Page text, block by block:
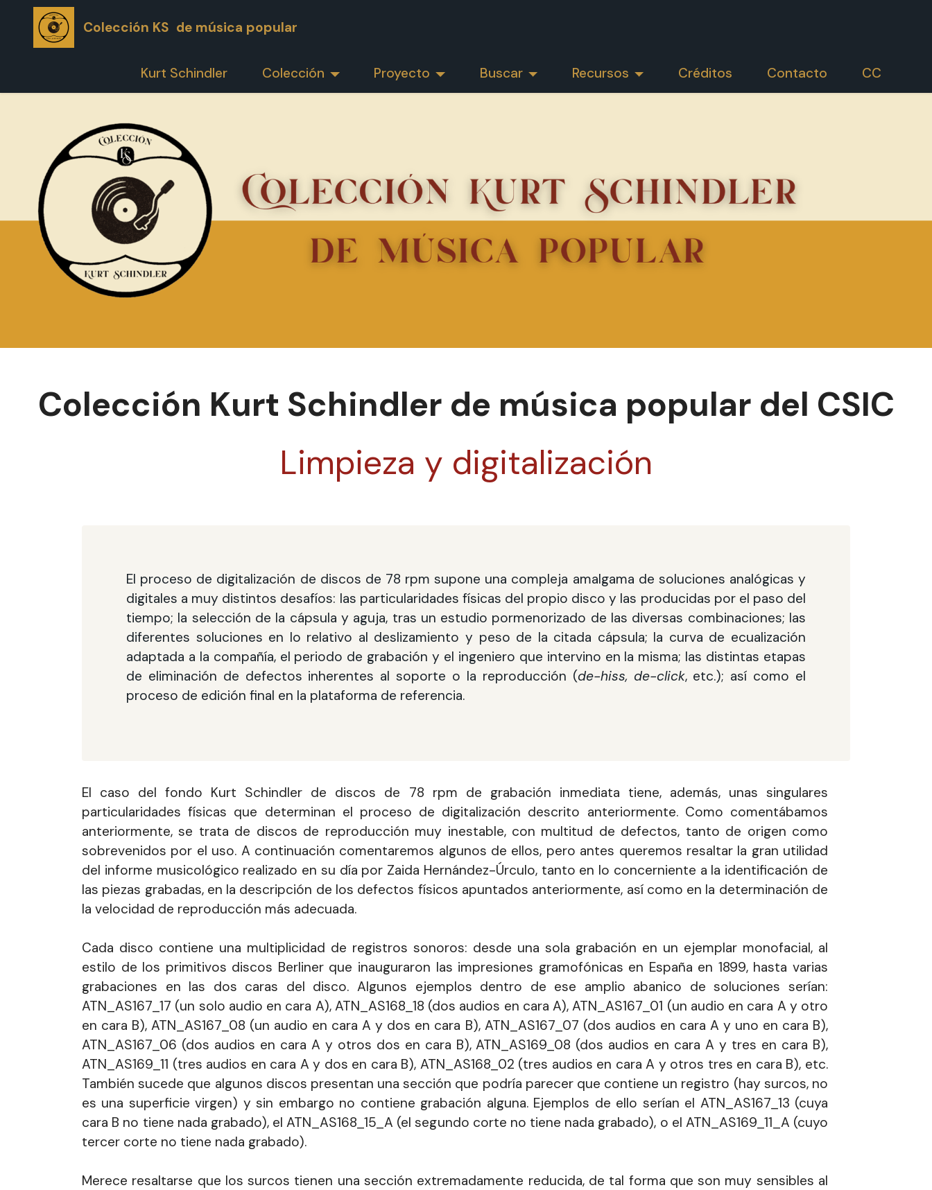
Colección KS de música popular
Kurt Schindler Colección Proyecto Buscar Recursos Créditos Contacto CC
Colección Kurt Schindler de música popular del CSIC
Limpieza y digitalización
El proceso de digitalización de discos de 78 rpm supone una compleja amalgama de soluciones analógicas y
digitales a muy distintos desafíos: las particularidades físicas del propio disco y las producidas por el paso del
tiempo; la selección de la cápsula y aguja, tras un estudio pormenorizado de las diversas combinaciones; las
diferentes soluciones en lo relativo al deslizamiento y peso de la citada cápsula; la curva de ecualización
adaptada a la compañía, el periodo de grabación y el ingeniero que intervino en la misma; las distintas etapas
de eliminación de defectos inherentes al soporte o la reproducción (de-hiss, de-click, etc.); así como el
proceso de edición final en la plataforma de referencia.
El caso del fondo Kurt Schindler de discos de 78 rpm de grabación inmediata tiene, además, unas singulares
particularidades físicas que determinan el proceso de digitalización descrito anteriormente. Como comentábamos
anteriormente, se trata de discos de reproducción muy inestable, con multitud de defectos, tanto de origen como
sobrevenidos por el uso. A continuación comentaremos algunos de ellos, pero antes queremos resaltar la gran utilidad
del informe musicológico realizado en su día por Zaida Hernández-Úrculo, tanto en lo concerniente a la identificación de
las piezas grabadas, en la descripción de los defectos físicos apuntados anteriormente, así como en la determinación de
la velocidad de reproducción más adecuada.
Cada disco contiene una multiplicidad de registros sonoros: desde una sola grabación en un ejemplar monofacial, al
estilo de los primitivos discos Berliner que inauguraron las impresiones gramofónicas en España en 1899, hasta varias
grabaciones en las dos caras del disco. Algunos ejemplos dentro de ese amplio abanico de soluciones serían:
ATN_AS167_17 (un solo audio en cara A), ATN_AS168_18 (dos audios en cara A), ATN_AS167_01 (un audio en cara A y otro
en cara B), ATN_AS167_08 (un audio en cara A y dos en cara B), ATN_AS167_07 (dos audios en cara A y uno en cara B),
ATN_AS167_06 (dos audios en cara A y otros dos en cara B), ATN_AS169_08 (dos audios en cara A y tres en cara B),
ATN_AS169_11 (tres audios en cara A y dos en cara B), ATN_AS168_02 (tres audios en cara A y otros tres en cara B), etc.
También sucede que algunos discos presentan una sección que podría parecer que contiene un registro (hay surcos, no
es una superficie virgen) y sin embargo no contiene grabación alguna. Ejemplos de ello serían el ATN_AS167_13 (cuya
cara B no tiene nada grabado), el ATN_AS168_15_A (el segundo corte no tiene nada grabado), o el ATN_AS169_11_A (cuyo
tercer corte no tiene nada grabado).
Merece resaltarse que los surcos tienen una sección extremadamente reducida, de tal forma que son muy sensibles al